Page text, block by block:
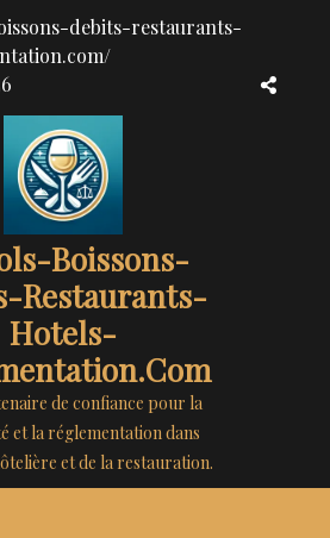
debits-restaurants-
Boissons-
Restaurants-
Hotels-
de confiance pour la
et la réglementation dans
et de la restauration.